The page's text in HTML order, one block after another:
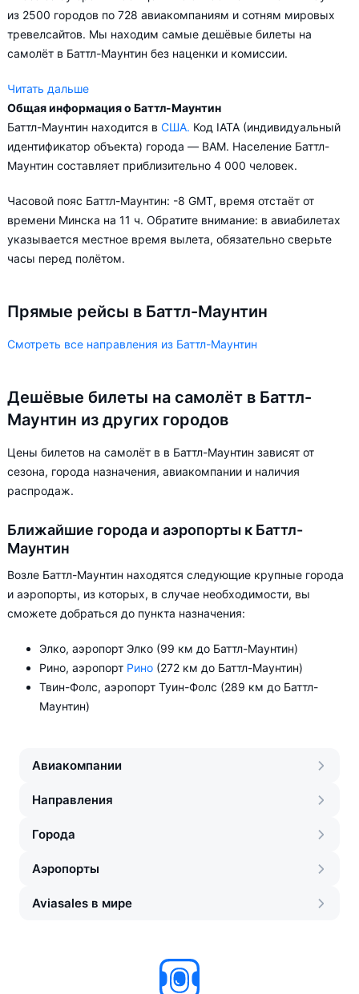
из 2500 городов по 728 авиакомпаниям и сотням мировых
тревелсайтов. Мы находим самые дешёвые билеты на
самолёт в Баттл-Маунтин без наценки и комиссии.
Читать дальше
Aviasales.by советует купить авиабилеты в Баттл-Маунтин
заранее, чтобы вы могли выбирать условия перелёта,
ориентируясь на свои пожелания и финансовые
Общая информация о Баттл-Маунтин
Баттл-Маунтин находится в США. Код IATA (индивидуальный
идентификатор объекта) города — BAM. Население Баттл-
Маунтин составляет приблизительно 4 000 человек.
Часовой пояс Баттл-Маунтин: -8 GMT, время отстаёт от
времени Минска на 11 ч. Обратите внимание: в авиабилетах
указывается местное время вылета, обязательно сверьте
часы перед полётом.
Прямые рейсы в Баттл-Маунтин
Смотреть все направления из Баттл-Маунтин
Дешёвые билеты на самолёт в Баттл-
Маунтин из других городов
Цены билетов на самолёт в в Баттл-Маунтин зависят от
сезона, города назначения, авиакомпании и наличия
распродаж.
Ближайшие города и аэропорты к Баттл-
Маунтин
Возле Баттл-Маунтин находятся следующие крупные города
и аэропорты, из которых, в случае необходимости, вы
сможете добраться до пункта назначения:
Элко, аэропорт Элко (99 км до Баттл-Маунтин)
Рино, аэропорт Рино (272 км до Баттл-Маунтин)
Твин-Фолс, аэропорт Туин-Фолс (289 км до Баттл-
Маунтин)
Авиакомпании
Направления
Города
Аэропорты
Aviasales в мире